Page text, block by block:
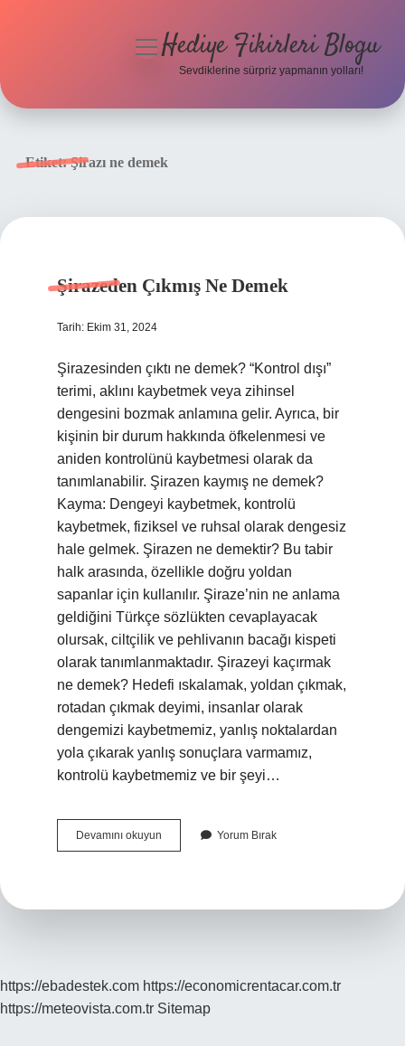
menüyüHediye Fikirleri Blogu
Sevdiklerine sürpriz yapmanın yolları!
Etiket:Şirazı ne demek
Şirazeden Çıkmış Ne Demek
Tarih: Ekim 31, 2024
Şirazesinden çıktı ne demek? “Kontrol dışı”
terimi, aklını kaybetmek veya zihinsel
dengesini bozmak anlamına gelir. Ayrıca, bir
kişinin bir durum hakkında öfkelenmesi ve
aniden kontrolünü kaybetmesi olarak da
tanımlanabilir. Şirazen kaymış ne demek?
Kayma: Dengeyi kaybetmek, kontrolü
kaybetmek, fiziksel ve ruhsal olarak dengesiz
hale gelmek. Şirazen ne demektir? Bu tabir
halk arasında, özellikle doğru yoldan
sapanlar için kullanılır. Şiraze’nin ne anlama
geldiğini Türkçe sözlükten cevaplayacak
olursak, ciltçilik ve pehlivanın bacağı kispeti
olarak tanımlanmaktadır. Şirazeyi kaçırmak
ne demek? Hedefi ıskalamak, yoldan çıkmak,
rotadan çıkmak deyimi, insanlar olarak
dengemizi kaybetmemiz, yanlış noktalardan
yola çıkarak yanlış sonuçlara varmamız,
kontrolü kaybetmemiz ve bir şeyi…
Devamını okuyun Şirazeden
Çıkmış
Yorum Bırak
https://ebadestek.com https://economicrentacar.com.tr
https://meteovista.com.tr Sitemap